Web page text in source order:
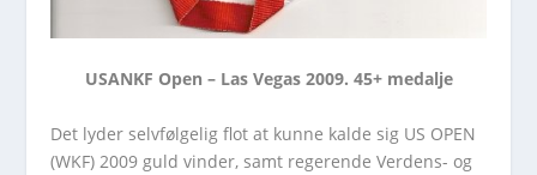
USANKF Open – Las Vegas 2009. 45+ medalje
Det lyder selvfølgelig flot at kunne kalde sig US OPEN
(WKF) 2009 guld vinder, samt regerende Verdens- og